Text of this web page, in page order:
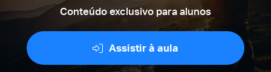
Conteúdo exclusivo para alunos
Assistir à aula